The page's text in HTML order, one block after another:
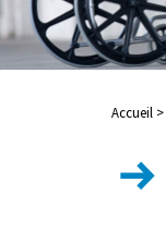
Accueil >